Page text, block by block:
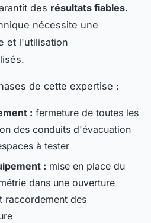
des résultats fiables.
nécessite une
et l'utilisation
de cette expertise :
: fermeture de toutes les
des conduits d'évacuation
à tester
: mise en place du
dans une ouverture
raccordement des